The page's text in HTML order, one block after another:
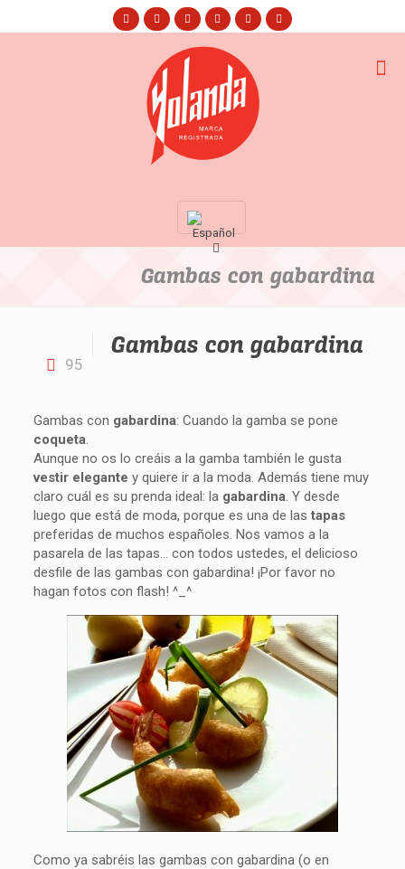
Gambas con gabardina
95
Gambas con gabardina
Gambas con gabardina: Cuando la gamba se pone
coqueta.
Aunque no os lo creáis a la gamba también le gusta
vestir elegante y quiere ir a la moda. Además tiene muy
claro cuál es su prenda ideal: la gabardina. Y desde
luego que está de moda, porque es una de las tapas
preferidas de muchos españoles. Nos vamos a la
pasarela de las tapas… con todos ustedes, el delicioso
desfile de las gambas con gabardina! ¡Por favor no
hagan fotos con flash! ^_^
Como ya sabréis las gambas con gabardina (o en